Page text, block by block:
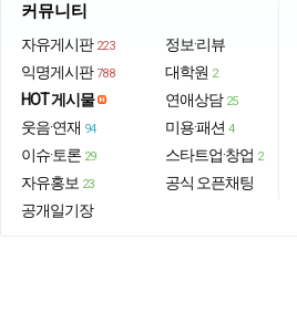
커뮤니티
자유게시판 223
익명게시판 788
HOT 게시물
웃음·연재 94
이슈·토론 29
자유홍보 23
공개일기장
정보·리뷰
대학원 2
연애상담 25
미용·패션 4
스타트업·창업 2
공식 오픈채팅